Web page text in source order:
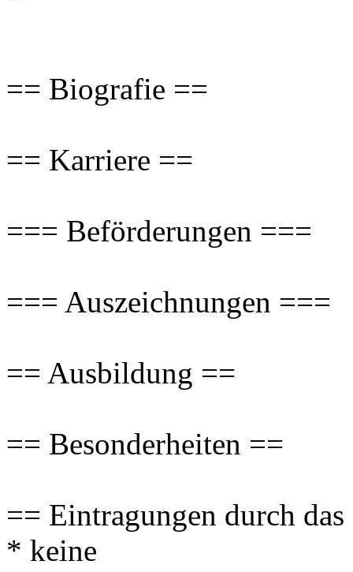
== Biografie ==
== Karriere ==
=== Beförderungen ===
=== Auszeichnungen ===
== Ausbildung ==
== Besonderheiten ==
== Eintragungen durch
* keine